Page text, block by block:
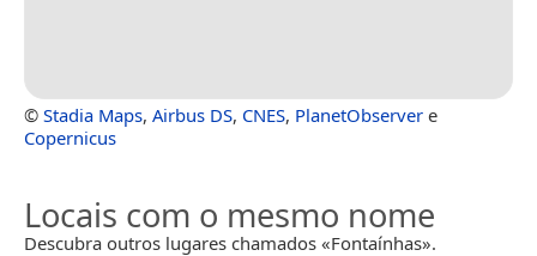
© Stadia Maps, Airbus DS, CNES, PlanetObserver e
Copernicus
Locais com o mesmo nome
Descubra outros lugares chamados «Fontaínhas».